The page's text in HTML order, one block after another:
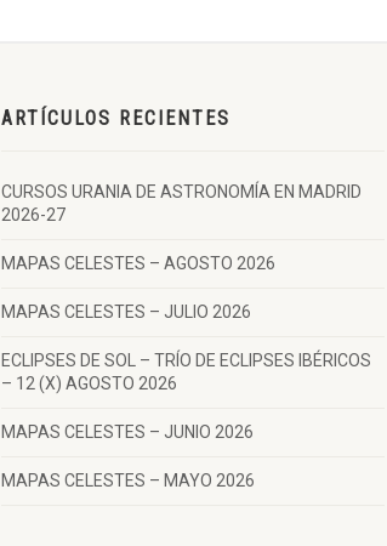
ARTÍCULOS RECIENTES
CURSOS URANIA DE ASTRONOMÍA EN MADRID
2026-27
MAPAS CELESTES – AGOSTO 2026
MAPAS CELESTES – JULIO 2026
ECLIPSES DE SOL – TRÍO DE ECLIPSES IBÉRICOS
– 12 (X) AGOSTO 2026
MAPAS CELESTES – JUNIO 2026
MAPAS CELESTES – MAYO 2026